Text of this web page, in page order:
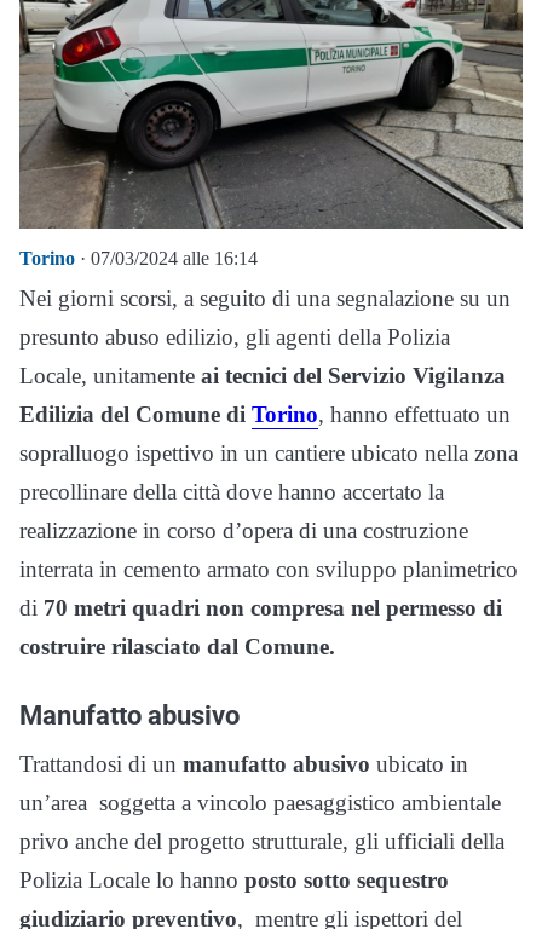
Torino · 07/03/2024 alle 16:14
Nei giorni scorsi, a seguito di una segnalazione su un
presunto abuso edilizio, gli agenti della Polizia
Locale, unitamente ai tecnici del Servizio Vigilanza
Edilizia del Comune di Torino, hanno effettuato un
sopralluogo ispettivo in un cantiere ubicato nella zona
precollinare della città dove hanno accertato la
realizzazione in corso d’opera di una costruzione
interrata in cemento armato con sviluppo planimetrico
di 70 metri quadri non compresa nel permesso di
costruire rilasciato dal Comune.
Manufatto abusivo
Trattandosi di un manufatto abusivo ubicato in
un’area soggetta a vincolo paesaggistico ambientale
privo anche del progetto strutturale, gli ufficiali della
Polizia Locale lo hanno posto sotto sequestro
giudiziario preventivo, mentre gli ispettori del